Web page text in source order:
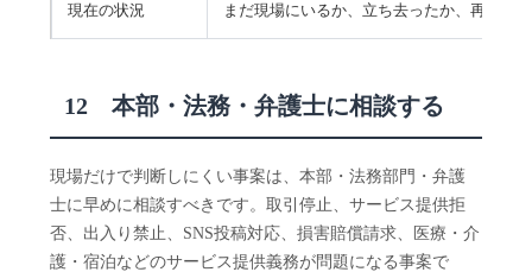
現在の状況 まだ現場にいるか、立ち去ったか、再訪の
12 本部・法務・弁護士に相談する
現場だけで判断しにくい事案は、本部・法務部門・弁護
士に早めに相談すべきです。取引停止、サービス提供拒
否、出入り禁止、SNS投稿対応、損害賠償請求、医療・介
護・宿泊などのサービス提供義務が問題になる事案で